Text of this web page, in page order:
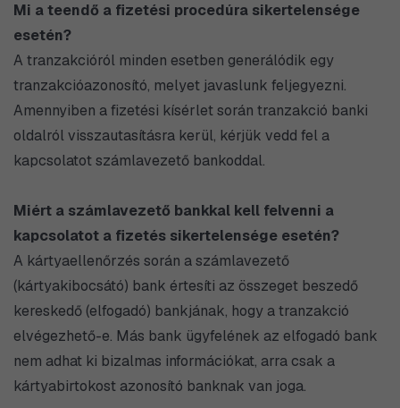
Mi a teendő a fizetési procedúra sikertelensége
esetén?
A tranzakcióról minden esetben generálódik egy
tranzakcióazonosító, melyet javaslunk feljegyezni.
Amennyiben a fizetési kísérlet során tranzakció banki
oldalról visszautasításra kerül, kérjük vedd fel a
kapcsolatot számlavezető bankoddal.
Miért a számlavezető bankkal kell felvenni a
kapcsolatot a fizetés sikertelensége esetén?
A kártyaellenőrzés során a számlavezető
(kártyakibocsátó) bank értesíti az összeget beszedő
kereskedő (elfogadó) bankjának, hogy a tranzakció
elvégezhető-e. Más bank ügyfelének az elfogadó bank
nem adhat ki bizalmas információkat, arra csak a
kártyabirtokost azonosító banknak van joga.